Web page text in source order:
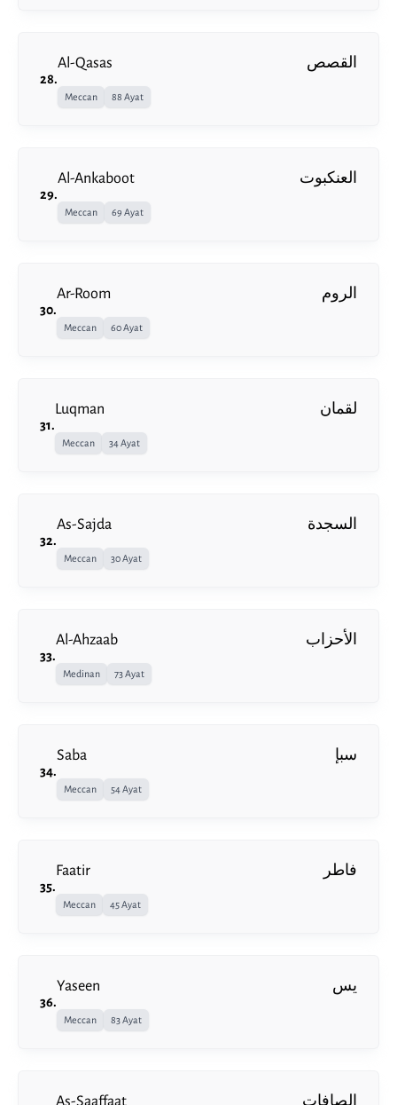
28.
Al-Qasas القصص
Meccan 88 Ayat
29.
Al-Ankaboot العنكبوت
Meccan 69 Ayat
30.
Ar-Room الروم
Meccan 60 Ayat
31.
Luqman لقمان
Meccan 34 Ayat
32.
As-Sajda السجدة
Meccan 30 Ayat
33.
Al-Ahzaab الأحزاب
Medinan 73 Ayat
34.
Saba سبإ
Meccan 54 Ayat
35.
Faatir فاطر
Meccan 45 Ayat
36.
Yaseen يس
Meccan 83 Ayat
As-Saaffaat الصافات